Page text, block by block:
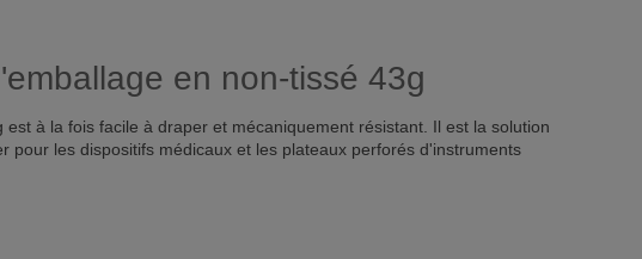
en non-tissé 43g
est à la fois facile à draper et mécaniquement résistant. Il est la solution
pour les dispositifs médicaux et les plateaux perforés d'instruments